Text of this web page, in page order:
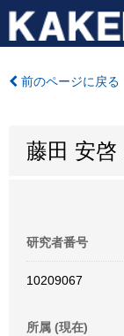
前のページに戻る
藤田 安啓
研究者番号
10209067
所属 (現在)